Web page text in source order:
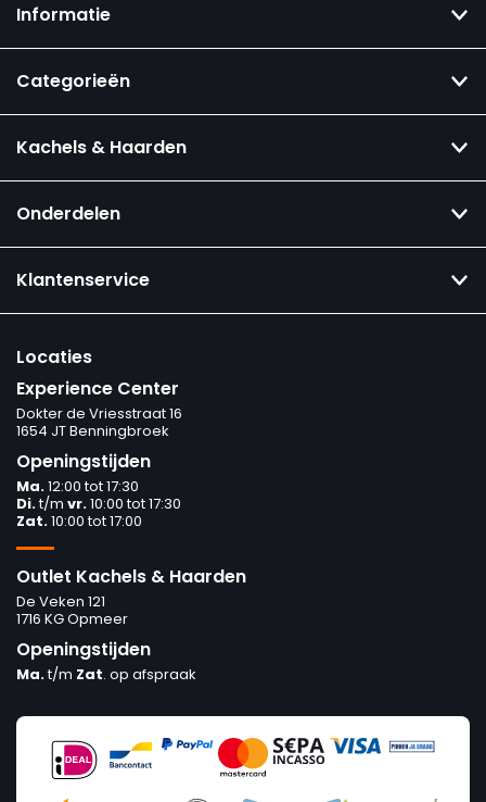
Informatie
Categorieën
Kachels & Haarden
Onderdelen
Klantenservice
Locaties
Experience Center
Dokter de Vriesstraat 16
1654 JT Benningbroek
Openingstijden
Ma.12:00 tot 17:30
Di.t/m vr.10:00 tot 17:30
Zat.10:00 tot 17:00
Outlet Kachels & Haarden
De Veken 121
1716 KG Opmeer
Openingstijden
Ma.t/m Zat. op afspraak